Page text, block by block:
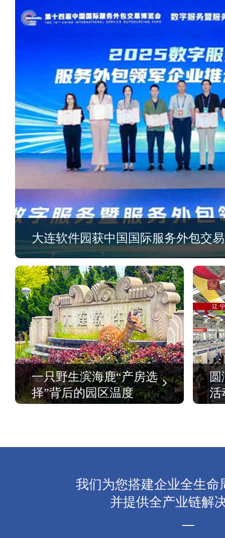
大连软件园获中国国际服务外包交
一只野生滨海鹿“产房选
择”背后的园区温度
圆
活
我们为您搭建企业全生命
并提供全产业链解